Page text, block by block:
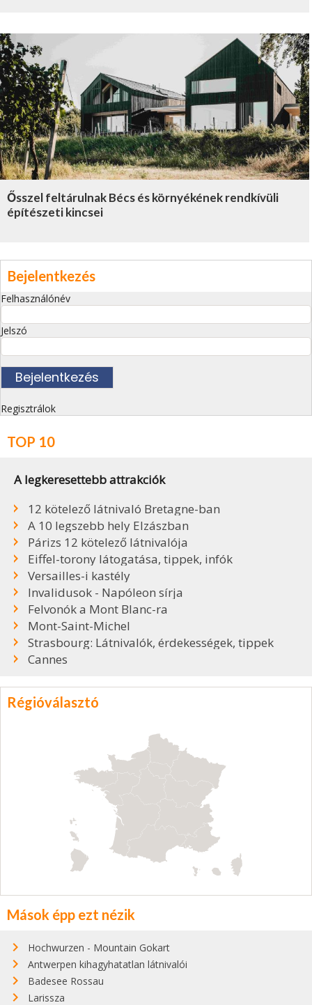
Ősszel feltárulnak Bécs és környékének rendkívüli
építészeti kincsei
Bejelentkezés
Felhasználónév
Jelszó
Regisztrálok
TOP 10
A legkeresettebb attrakciók
12 kötelező látnivaló Bretagne-ban
A 10 legszebb hely Elzászban
Párizs 12 kötelező látnivalója
Eiffel-torony látogatása, tippek, infók
Versailles-i kastély
Invalidusok - Napóleon sírja
Felvonók a Mont Blanc-ra
Mont-Saint-Michel
Strasbourg: Látnivalók, érdekességek, tippek
Cannes
Régióválasztó
Mások épp ezt nézik
Hochwurzen - Mountain Gokart
Antwerpen kihagyhatatlan látnivalói
Badesee Rossau
Larissza